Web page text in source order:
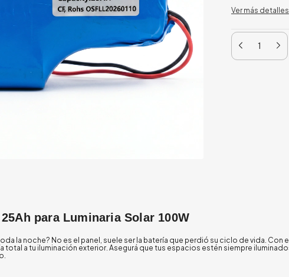
Ver más detalles
para Luminaria Solar 100W
la noche? No es el panel, suele ser la batería que perdió su ciclo de vida. Con
total a tu iluminación exterior. Asegurá que tus espacios estén siempre